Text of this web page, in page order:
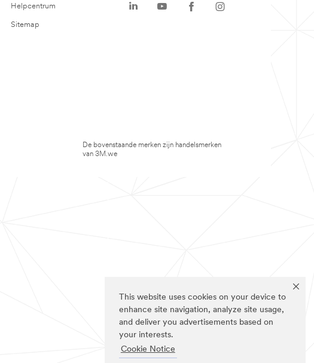
This website uses cookies on your device to
enhance site navigation, analyze site usage,
and deliver you advertisements based on
your interests.
Cookie Notice
Helpcentrum
Sitemap
De bovenstaande merken zijn handelsmerken
van 3M.we